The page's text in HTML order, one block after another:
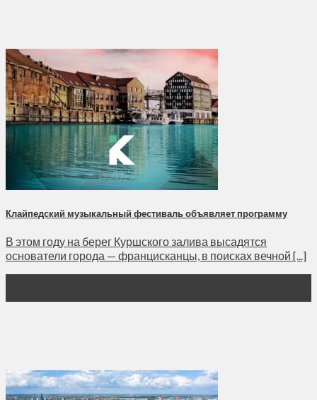
Клайпедский музыкальный фестиваль объявляет программу
В этом году на берег Куршского залива высадятся
основатели города — францисканцы, в поисках вечной [...]